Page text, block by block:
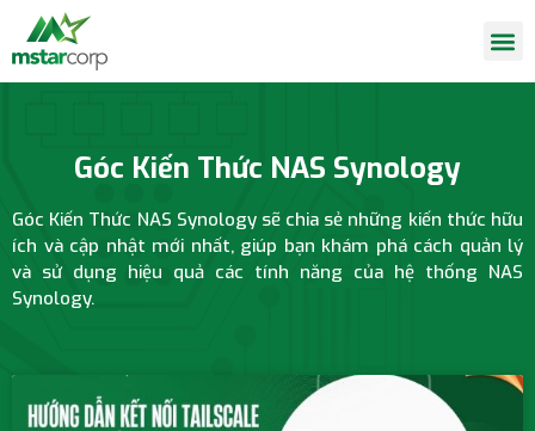
Góc Kiến Thức NAS Synology
Góc Kiến Thức NAS Synology sẽ chia sẻ những kiến thức hữu
ích và cập nhật mới nhất, giúp bạn khám phá cách quản lý
và sử dụng hiệu quả các tính năng của hệ thống NAS
Synology.